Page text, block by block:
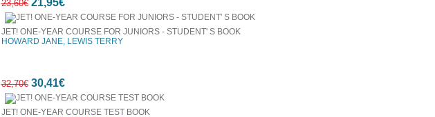
23,60€ 21,95€
JET! ONE-YEAR COURSE FOR JUNIORS - STUDENT' S BOOK
HOWARD JANE, LEWIS TERRY
32,70€ 30,41€
JET! ONE-YEAR COURSE TEST BOOK